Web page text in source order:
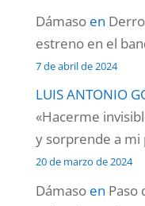
Dámasoen
estreno en el
7 de abril de 2024
LUIS ANTONIO
«Hacerme
y sorprende a mi
20 de marzo de 2024
Dámasoen Paso